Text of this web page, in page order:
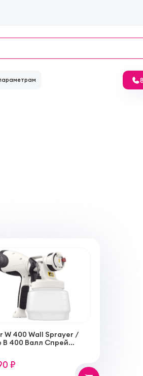
W 400 Wall Sprayer /
В 400 Валл Спрей
₽